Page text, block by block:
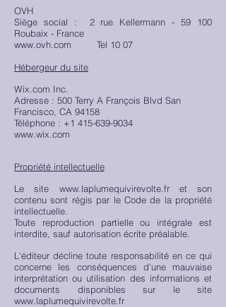
OVH
Siège social : 2 rue Kellermann - 59 100
Roubaix - France
www.ovh.com Tel 10 07
Hébergeur du site
Wix.com Inc.
Adresse : 500 Terry A François Blvd San
Francisco, CA 94158
Téléphone : +1 415-639-9034
www.wix.com
Propriété intellectuelle
Le site www.laplumequivirevolte.fret son
contenu sont régis par le Code de la propriété
intellectuelle.
Toute reproduction partielle ou intégrale est
interdite, sauf autorisation écrite préalable.
L'éditeur décline toute responsabilité en ce qui
concerne les conséquences d’une mauvaise
interprétation ou utilisation des informations et
documents disponibles sur le site
www.laplumequivirevolte.fr